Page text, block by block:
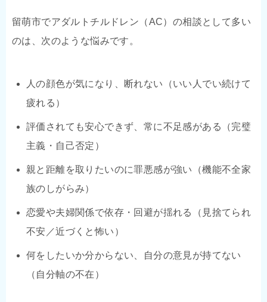
留萌市でアダルトチルドレン（AC）の相談として多い
のは、次のような悩みです。
人の顔色が気になり、断れない（いい人でい続けて
疲れる）
評価されても安心できず、常に不足感がある（完璧
主義・自己否定）
親と距離を取りたいのに罪悪感が強い（機能不全家
族のしがらみ）
恋愛や夫婦関係で依存・回避が揺れる（見捨てられ
不安／近づくと怖い）
何をしたいか分からない、自分の意見が持てない
（自分軸の不在）